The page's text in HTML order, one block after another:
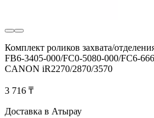
Комплект роликов захвата/
FB6-3405-000/FC0-5080-000/FC6-
CANON iR2270/2870/3570
3 716 ₸
Доставка в Атырау